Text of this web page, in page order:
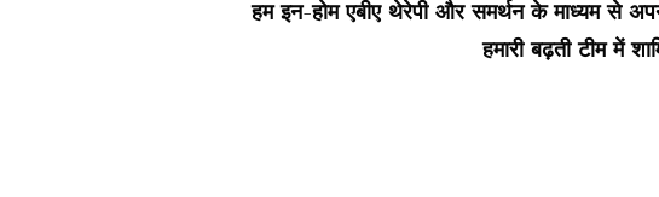
हम इन-होम एबीए थेरेपी और समर्थन के माध्यम से
हमारी बढ़ती टीम में